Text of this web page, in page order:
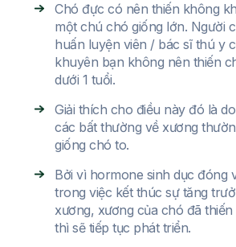
Chó đực có nên thiến không
một chú chó giống lớn. Người
huấn luyện viên / bác sĩ thú y
khuyên bạn không nên thiến
dưới 1 tuổi.
Giải thích cho điều này đó là
các bất thường về xương
giống chó to.
Bởi vì hormone sinh dục đóng
trong việc kết thúc sự tăng
xương, xương của chó đã
thì sẽ tiếp tục phát triển.